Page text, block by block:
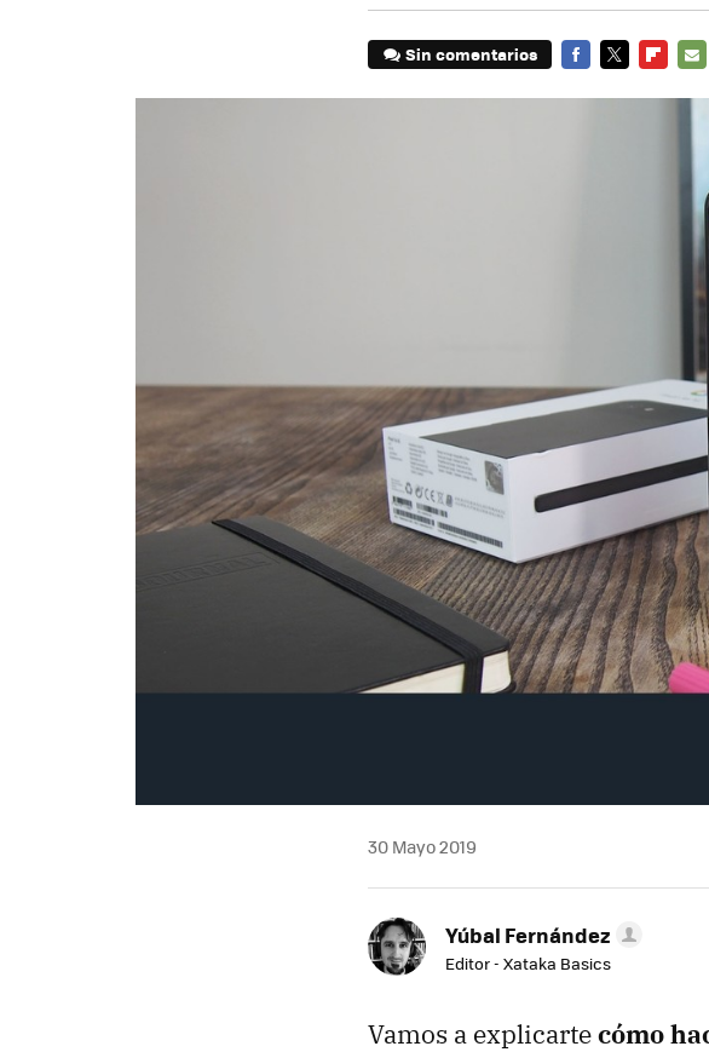
Sin comentarios
30 Mayo 2019
Yúbal Fernández
Editor - Xataka Basics
Vamos a explicartecómo